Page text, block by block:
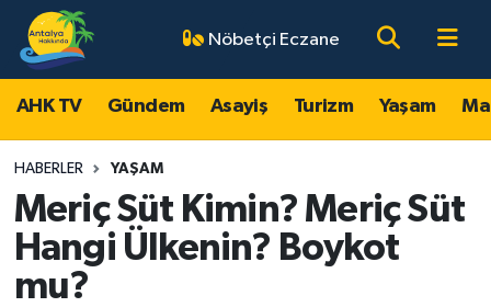
Nöbetçi Eczane
AHK TV Gündem Asayiş Turizm Yaşam
HABERLER YAŞAM
Meriç Süt Kimin? Meriç Süt
Hangi Ülkenin? Boykot
mu?
AHK TV
Gündem
Asayiş
Turizm
Antalya Nöbetçi Eczaneler
Antalya Hava Durumu
Antalya Namaz Vakitleri
Antalya Trafik Yoğunluk Haritası